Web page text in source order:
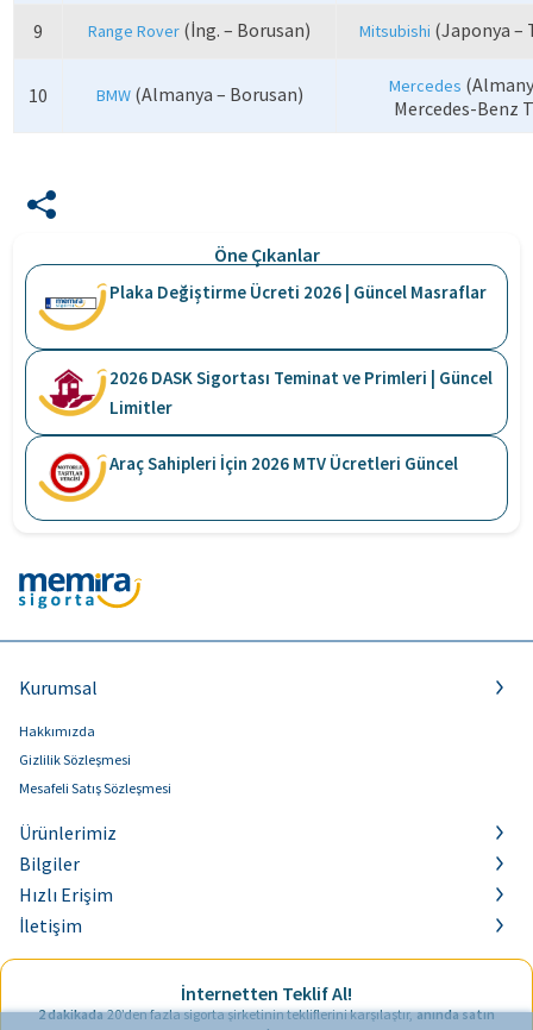
İnternetten Teklif Al!
2 dakikada 20’den fazla sigorta şirketinin tekliflerini karşılaştır, anında satın
9 Range Rover (İng. – Borusan) Mitsubishi (Japonya –
10 BMW (Almanya – Borusan) Mercedes
Mercedes-Benz
Öne Çıkanlar
Plaka Değiştirme Ücreti 2026 | Güncel Masraflar
2026 DASK Sigortası Teminat ve Primleri | Güncel
Limitler
Araç Sahipleri İçin 2026 MTV Ücretleri Güncel
Kurumsal
Hakkımızda
Gizlilik Sözleşmesi
Mesafeli Satış Sözleşmesi
Ürünlerimiz
Bilgiler
Hızlı Erişim
İletişim